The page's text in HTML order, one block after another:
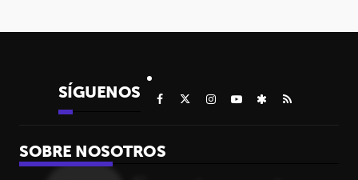
SÍGUENOS
SOBRE NOSOTROS